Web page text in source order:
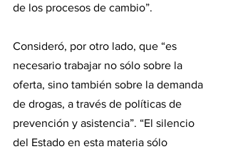
de los procesos de cambio”.
Consideró, por otro lado, que “es
necesario trabajar no sólo sobre la
oferta, sino también sobre la demanda
de drogas, a través de políticas de
prevención y asistencia”. “El silencio
del Estado en esta materia sólo